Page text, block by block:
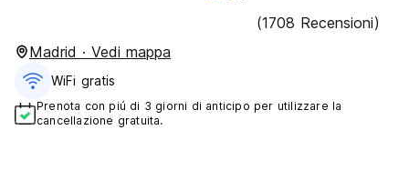
(1708 Recensioni)
Madrid · Vedi mappa
WiFi gratis
Prenota con piú di 3 giorni di anticipo per utilizzare la
cancellazione gratuita.